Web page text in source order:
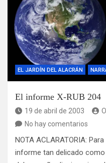
EL JARDÍN DEL ALACRÁN
El informe X-RUB 204
19 de abril de 2003
No hay comentarios
NOTA ACLARATORIA:
informe tan delicado